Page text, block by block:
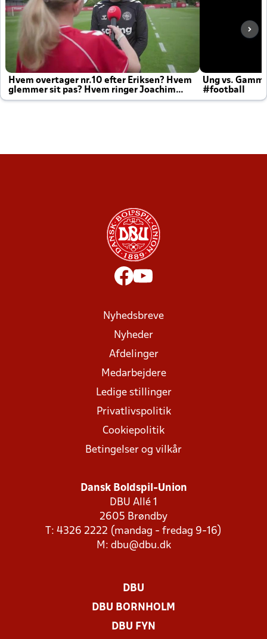
Hvem overtager nr.10 efter Eriksen? Hvem
glemmer sit pas? Hvem ringer Joachim
altid til efter kampe?
Ung vs.
#football
Nyhedsbreve
Nyheder
Afdelinger
Medarbejdere
Ledige stillinger
Privatlivspolitik
Cookiepolitik
Betingelser og vilkår
Dansk Boldspil-Union
DBU Allé 1
2605 Brøndby
T: 4326 2222 (mandag - fredag 9-16)
M: dbu@dbu.dk
DBU
DBU BORNHOLM
DBU FYN